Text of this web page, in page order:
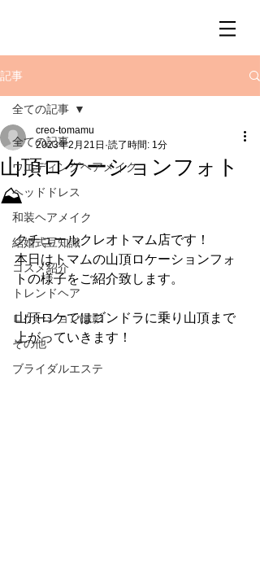
記事
全ての記事
ウエディングヘアメイク
ヘッドドレス
和装ヘアメイク
結婚式豆知識
コスメ紹介
トレンドヘア
ロケーション撮影
その他
ブライダルエステ
全ての記事
山頂ロケーションフォト
⛰
creo-tomamu
2023年2月21日 読了時間: 1分
クチュールクレオトマム店です！
本日はトマムの山頂ロケーションフォ
トの様子をご紹介致します。
山頂ロケではゴンドラに乗り山頂まで
上がっていきます！